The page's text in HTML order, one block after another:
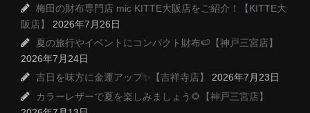
梅田の財布専門店 mic KITTE大阪店をご紹介！【KITTE大
阪店】
2026年7月26日
夏の旅行やイベントにコンパクト財布🍉【神戸三宮店】
2026年7月24日
吉日を味方に金運アップ✨【吉祥寺店】
2026年7月23日
カラーレザーで夏を楽しみましょう🌻【神戸三宮店】